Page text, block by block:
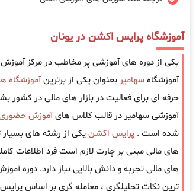
آموزشگاه پرایس اکشن در یونان
یکی از دوره های آموزشی پر مخاطب در مرکز
آموزشگاهسهامیربعنوان یکی از برترینآموزشگاه
حرفه ای برای فعالیت در بازار های مالی در کشور
آموزشی سهامیر در قالب کلاس هایآموزش
شده است . پرایس اکشنیکی از رشته های
های مالی مبنی بر چارت لازم است فرد اطلاعات
های مالی تجربه و دانش بالایی نیاز دارد. دوره
ترین نکات تحلیلگری ، معامله گری بر اساس